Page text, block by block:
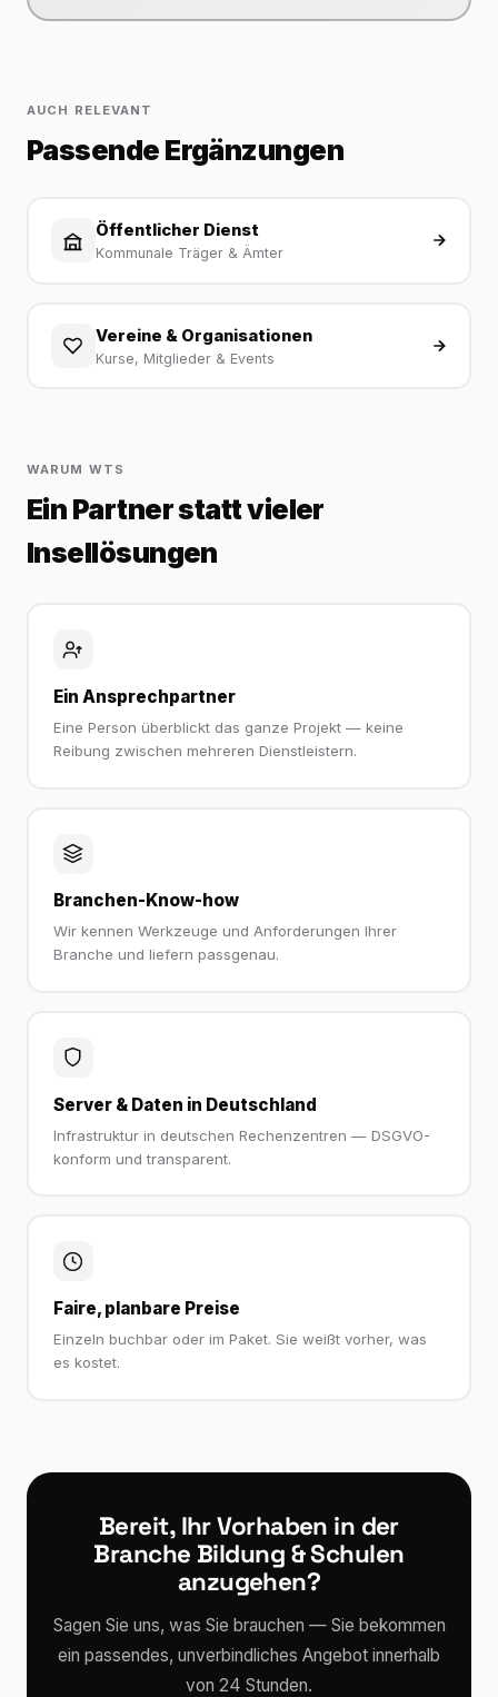
AUCH RELEVANT
Passende Ergänzungen
Öffentlicher Dienst
Kommunale Träger & Ämter
Vereine & Organisationen
Kurse, Mitglieder & Events
WARUM WTS
Ein Partner statt vieler
Insellösungen
Ein Ansprechpartner
Eine Person überblickt das ganze Projekt — keine
Reibung zwischen mehreren Dienstleistern.
Branchen-Know-how
Wir kennen Werkzeuge und Anforderungen Ihrer
Branche und liefern passgenau.
Server & Daten in Deutschland
Infrastruktur in deutschen Rechenzentren — DSGVO-
konform und transparent.
Faire, planbare Preise
Einzeln buchbar oder im Paket. Sie weißt vorher, was
es kostet.
Bereit, Ihr Vorhaben in der
Branche Bildung & Schulen
anzugehen?
Sagen Sie uns, was Sie brauchen — Sie bekommen
ein passendes, unverbindliches Angebot innerhalb
von 24 Stunden.